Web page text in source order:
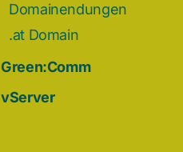
Domainendungen
.at Domain
Green:Comm
vServer